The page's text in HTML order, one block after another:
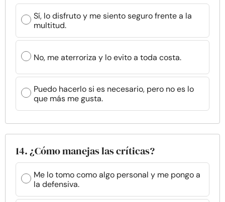
Sí, lo disfruto y me siento seguro frente a la
multitud.
No, me aterroriza y lo evito a toda costa.
Puedo hacerlo si es necesario, pero no es lo
que más me gusta.
14. ¿Cómo manejas las críticas?
Me lo tomo como algo personal y me pongo a
la defensiva.